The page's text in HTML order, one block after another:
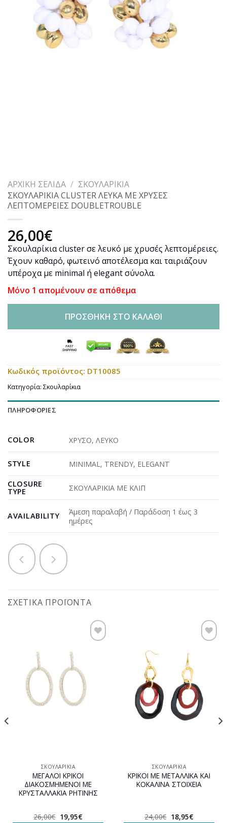
ΑΡΧΙΚΉ ΣΕΛΊΔΑ / ΣΚΟΥΛΑΡΊΚΙΑ
ΣΚΟΥΛΑΡΙΚΙΑ CLUSTER ΛΕΥΚΑ ΜΕ ΧΡΥΣΕΣ
ΛΕΠΤΟΜΕΡΕΙΕΣ DOUBLETROUBLE
26,00€
Σκουλαρίκια cluster σε λευκό με χρυσές λεπτομέρειες.
Έχουν καθαρό, φωτεινό αποτέλεσμα και ταιριάζουν
υπέροχα με minimal ή elegant σύνολα.
Μόνο 1 απομένουν σε απόθεμα
ΠΡΟΣΘΉΚΗ ΣΤΟ ΚΑΛΆΘΙ
Κωδικός προϊόντος: DT10085
Κατηγορία: Σκουλαρίκια
ΠΛΗΡΟΦΟΡΊΕΣ
COLOR ΧΡΥΣΟ,ΛΕΥΚΟ
STYLE MINIMAL , TRENDY, ELEGANT
CLOSURE
TYPE ΣΚΟΥΛΑΡΙΚΙΑ ΜΕ ΚΛΙΠ
AVAILABILITY
Άμεση παραλαβή / Παράδοση 1 έως 3
ημέρες
ΣΧΕΤΙΚΆ ΠΡΟΪΌΝΤΑ
wishlist
ΣΚΟΥΛΑΡΊΚΙΑ
ΜΕΓΑΛΟΙ ΚΡΙΚΟΙ
ΔΙΑΚΟΣΜΗΜΕΝΟΙ ΜΕ
ΚΡΥΣΤΑΛΛΑΚΙΑ ΡΗΤΙΝΗΣ
26,00€ Original
19,95€Η
Προσθήκη
wishlist
ΣΚΟΥΛΑΡΊΚΙΑ
ΚΡΙΚΟΙ ΜΕ ΜΕΤΑΛΛΙΚΑ ΚΑΙ
ΚΟΚΑΛΙΝΑ ΣΤΟΙΧΕΙΑ
24,00€ Original
18,95€Η